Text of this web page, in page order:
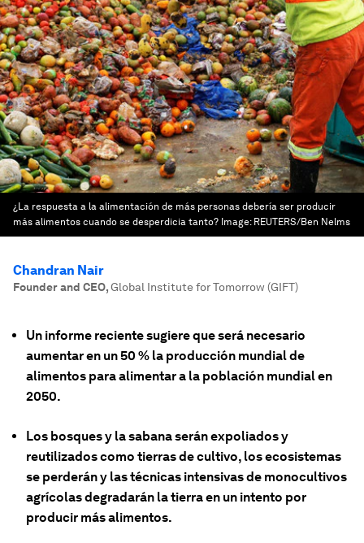
¿La respuesta a la alimentación de más personas debería ser producir
más alimentos cuando se desperdicia tanto? Image: REUTERS/Ben Nelms
Chandran Nair
Founder and CEO,Global Institute for Tomorrow (GIFT)
Un informe reciente sugiere que será necesario
aumentar en un 50 % la producción mundial de
alimentos para alimentar a la población mundial en
2050.
Los bosques y la sabana serán expoliados y
reutilizados como tierras de cultivo, los ecosistemas
se perderán y las técnicas intensivas de monocultivos
agrícolas degradarán la tierra en un intento por
producir más alimentos.